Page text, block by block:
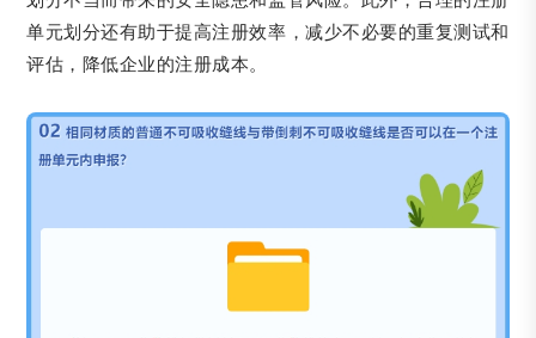
单元划分还有助于提高注册效率，减少不必要的重复测试和
评估，降低企业的注册成本。